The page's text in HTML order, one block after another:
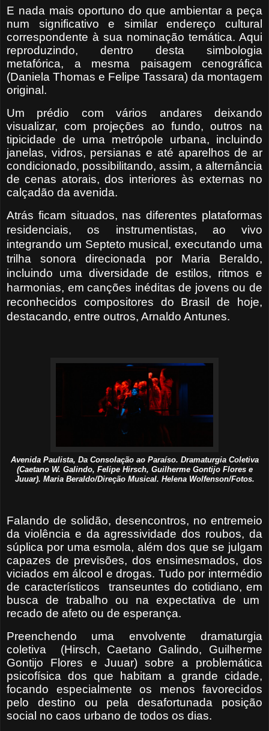
E nada mais oportuno do que ambientar a peça
num significativo e similar endereço cultural
correspondente à sua nominação temática. Aqui
reproduzindo, dentro desta simbologia
metafórica, a mesma paisagem cenográfica
(Daniela Thomas e Felipe Tassara) da montagem
original.
Um prédio com vários andares deixando
visualizar, com projeções ao fundo, outros na
tipicidade de uma metrópole urbana, incluindo
janelas, vidros, persianas e até aparelhos de ar
condicionado, possibilitando, assim, a alternância
de cenas atorais, dos interiores às externas no
calçadão da avenida.
Atrás ficam situados, nas diferentes plataformas
residenciais, os instrumentistas, ao vivo
integrando um Septeto musical, executando uma
trilha sonora direcionada por Maria Beraldo,
incluindo uma diversidade de estilos, ritmos e
harmonias, em canções inéditas de jovens ou de
reconhecidos compositores do Brasil de hoje,
destacando, entre outros, Arnaldo Antunes.
Avenida Paulista, Da Consolação ao Paraíso. Dramaturgia Coletiva
(Caetano W. Galindo, Felipe Hirsch, Guilherme Gontijo Flores e
Juuar). Maria Beraldo/Direção Musical. Helena Wolfenson/Fotos.
Falando de solidão, desencontros, no entremeio
da violência e da agressividade dos roubos, da
súplica por uma esmola, além dos que se julgam
capazes de previsões, dos ensimesmados, dos
viciados em álcool e drogas. Tudo por intermédio
de característicos
transeuntes do cotidiano, em
busca de trabalho ou na expectativa de um
recado de afeto ou de esperança.
Preenchendo uma envolvente dramaturgia
coletiva
(Hirsch, Caetano Galindo, Guilherme
Gontijo Flores e Juuar) sobre a problemática
psicofísica dos que habitam a grande cidade,
focando especialmente os menos favorecidos
pelo destino ou pela desafortunada posição
social no caos urbano de todos os dias.